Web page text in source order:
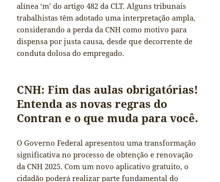
alínea ‘m’ do artigo 482 da CLT. Alguns tribunais
trabalhistas têm adotado uma interpretação ampla,
considerando a perda da CNH como motivo para
dispensa por justa causa, desde que decorrente de
conduta dolosa do empregado.
CNH: Fim das aulas obrigatórias!
Entenda as novas regras do
Contran e o que muda para você.
O Governo Federal apresentou uma transformação
significativa no processo de obtenção e renovação
da CNH 2025. Com um novo aplicativo gratuito, o
cidadão poderá realizar parte fundamental do